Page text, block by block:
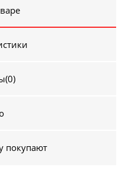
(0)
покупают